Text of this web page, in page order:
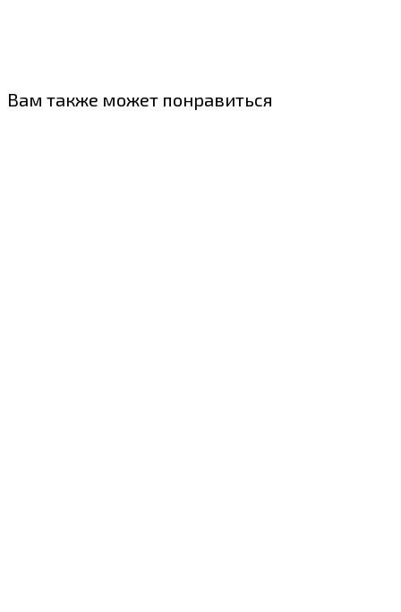
Вам также может понравиться